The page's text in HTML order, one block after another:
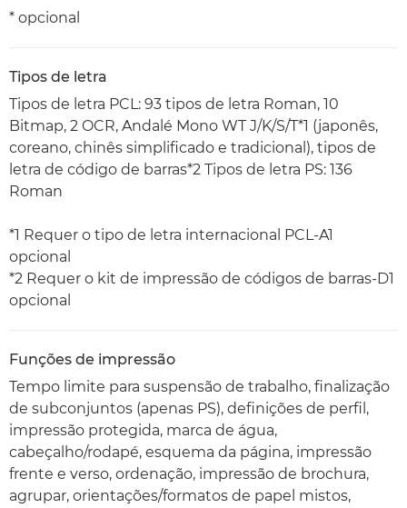
* opcional
Tipos de letra
Tipos de letra PCL: 93 tipos de letra Roman, 10
Bitmap, 2 OCR, Andalé Mono WT J/K/S/T*1 (japonês,
coreano, chinês simplificado e tradicional), tipos de
letra de código de barras*2 Tipos de letra PS: 136
Roman
*1 Requer o tipo de letra internacional PCL-A1
opcional
*2 Requer o kit de impressão de códigos de barras-D1
opcional
Funções de impressão
Tempo limite para suspensão de trabalho, finalização
de subconjuntos (apenas PS), definições de perfil,
impressão protegida, marca de água,
cabeçalho/rodapé, esquema da página, impressão
frente e verso, ordenação, impressão de brochura,
agrupar, orientações/formatos de papel mistos,